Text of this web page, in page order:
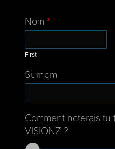
Nom *
First
Surnom
Comment noterais tu
VISIONZ ?